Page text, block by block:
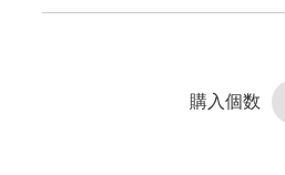
購入個数